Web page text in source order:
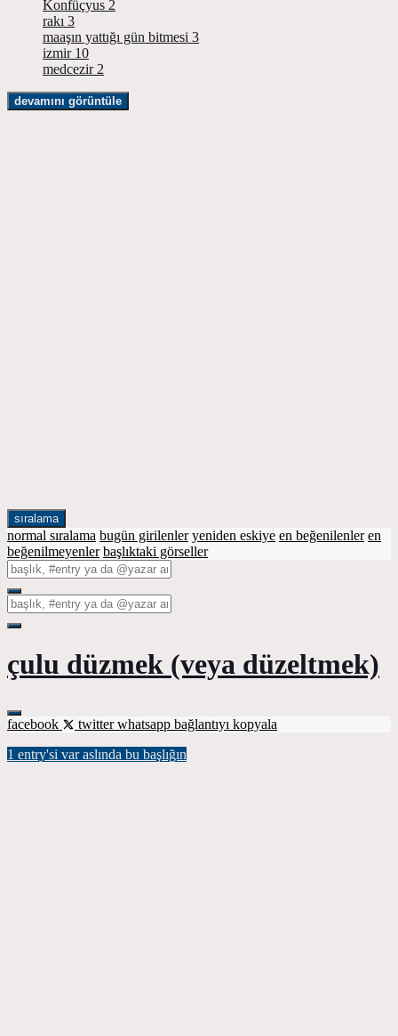
Konfüçyus 2
rakı 3
maaşın yattığı gün bitmesi 3
izmir 10
medcezir 2
devamını görüntüle
sıralama
normal sıralama bugün girilenler yeniden eskiye en beğenilenler en
beğenilmeyenler başlıktaki görseller
çulu düzmek (veya düzeltmek)
facebook twitterwhatsapp bağlantıyı kopyala
1 entry'si var aslında bu başlığın